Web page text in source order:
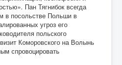
Пан Тягнибок всегда
в посольстве Польши в
угроз его
польского
Коморовского на Волынь
спровоцировать